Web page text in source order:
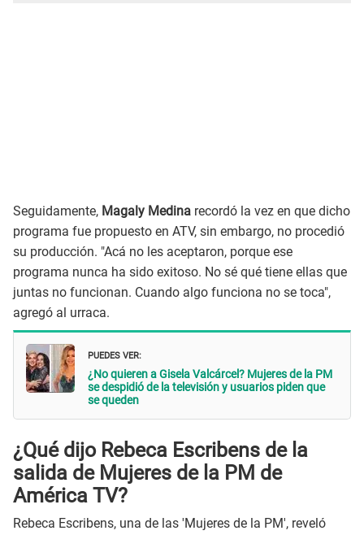
Seguidamente, Magaly Medina recordó la vez en que dicho
programa fue propuesto en ATV, sin embargo, no procedió
su producción. "Acá no les aceptaron, porque ese
programa nunca ha sido exitoso. No sé qué tiene ellas que
juntas no funcionan. Cuando algo funciona no se toca",
agregó al urraca.
PUEDES VER:
¿No quieren a Gisela Valcárcel? Mujeres de la PM
se despidió de la televisión y usuarios piden que
se queden
¿Qué dijo Rebeca Escribens de la
salida de Mujeres de la PM de
América TV?
Rebeca Escribens, una de las 'Mujeres de la PM', reveló